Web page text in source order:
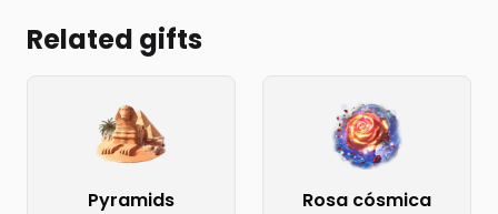
Related gifts
Pyramids Rosa cósmica